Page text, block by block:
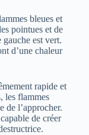
bleues et
pointues et de
est vert.
d’une chaleur
rapide et
les flammes
de l’approcher.
de créer